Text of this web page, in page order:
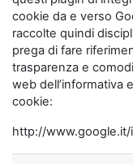
cookie da e verso
raccolte quindi
prega di fare
trasparenza e
web dell’informativa
cookie:
http://